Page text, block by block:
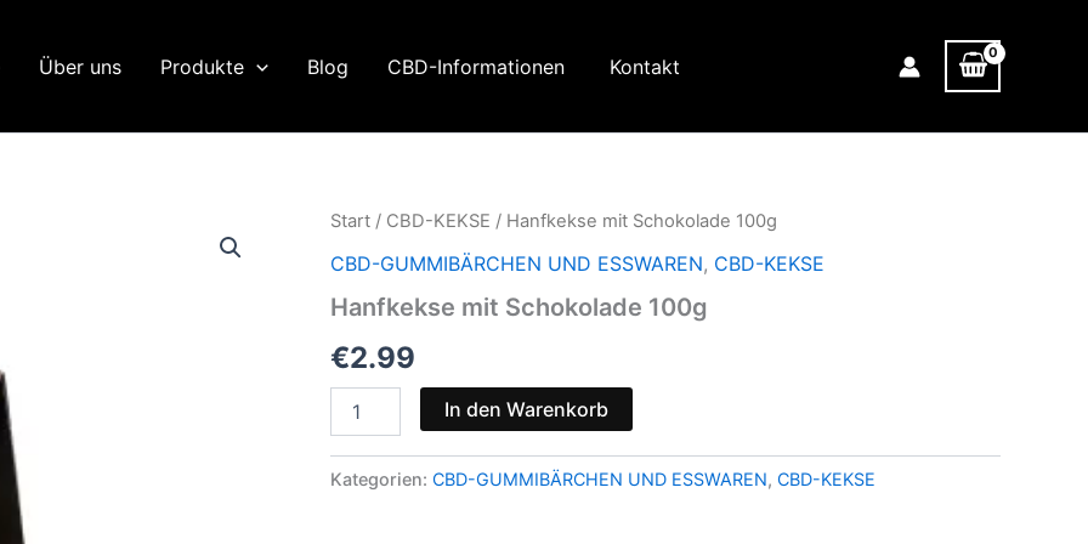
Über uns Produkte Blog CBD-Informationen Kontakt
Start / CBD-KEKSE / Hanfkekse mit Schokolade 100g
CBD-GUMMIBÄRCHEN UND ESSWAREN, CBD-KEKSE
Hanfkekse mit Schokolade 100g
€2.99
100g
Menge
In den Warenkorb
Kategorien: CBD-GUMMIBÄRCHEN UND ESSWAREN, CBD-KEKSE